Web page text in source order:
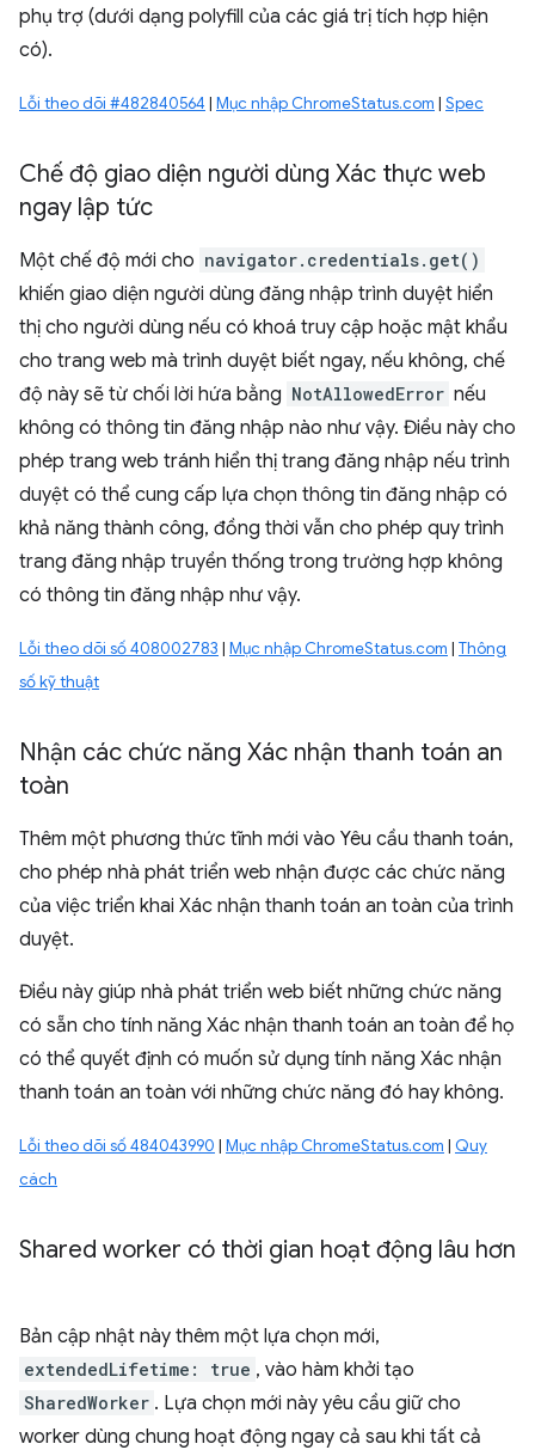
phụ trợ (dưới dạng polyfill của các giá trị tích hợp hiện
có).
Lỗi theo dõi #482840564 | Mục nhập ChromeStatus.com | Spec
Chế độ giao diện người dùng Xác thực web
ngay lập tức
Một chế độ mới cho navigator.credentials.get()
khiến giao diện người dùng đăng nhập trình duyệt hiển
thị cho người dùng nếu có khoá truy cập hoặc mật khẩu
cho trang web mà trình duyệt biết ngay, nếu không, chế
độ này sẽ từ chối lời hứa bằng NotAllowedError nếu
không có thông tin đăng nhập nào như vậy. Điều này cho
phép trang web tránh hiển thị trang đăng nhập nếu trình
duyệt có thể cung cấp lựa chọn thông tin đăng nhập có
khả năng thành công, đồng thời vẫn cho phép quy trình
trang đăng nhập truyền thống trong trường hợp không
có thông tin đăng nhập như vậy.
Lỗi theo dõi số 408002783 | Mục nhập ChromeStatus.com | Thông
số kỹ thuật
Nhận các chức năng Xác nhận thanh toán an
toàn
Thêm một phương thức tĩnh mới vào Yêu cầu thanh toán,
cho phép nhà phát triển web nhận được các chức năng
của việc triển khai Xác nhận thanh toán an toàn của trình
duyệt.
Điều này giúp nhà phát triển web biết những chức năng
có sẵn cho tính năng Xác nhận thanh toán an toàn để họ
có thể quyết định có muốn sử dụng tính năng Xác nhận
thanh toán an toàn với những chức năng đó hay không.
Lỗi theo dõi số 484043990 | Mục nhập ChromeStatus.com | Quy
cách
Shared worker có thời gian hoạt động lâu hơn
Bản cập nhật này thêm một lựa chọn mới,
extendedLifetime: true , vào hàm khởi tạo
SharedWorker . Lựa chọn mới này yêu cầu giữ cho
worker dùng chung hoạt động ngay cả sau khi tất cả